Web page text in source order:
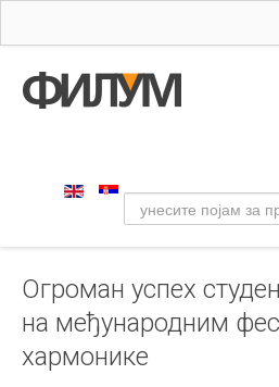
Упис
Уметност
Музичка уметност
Примењена и ликовна уметност
Галерија
Огроман успех
на међународним
хармонике